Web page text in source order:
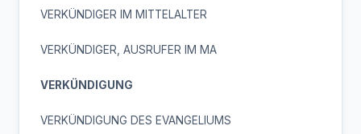
VERKÜNDIGER IM MITTELALTER
VERKÜNDIGER, AUSRUFER IM MA
VERKÜNDIGUNG
VERKÜNDIGUNG DES EVANGELIUMS